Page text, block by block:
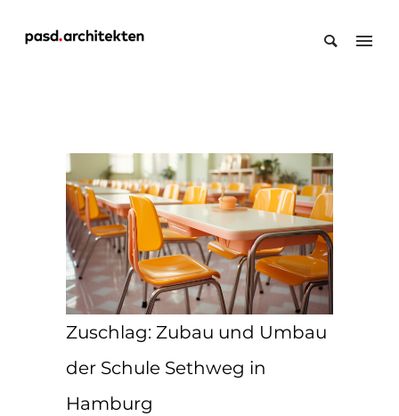
Zuschlag: Zubau und Umbau
der Schule Sethweg in
Hamburg